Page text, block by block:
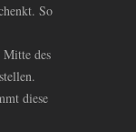
So
Mitte des
diese